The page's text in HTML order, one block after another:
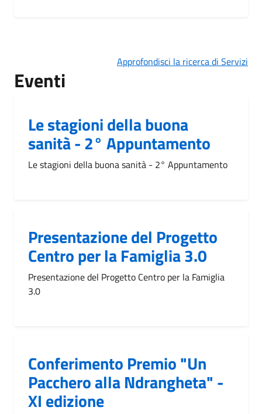
Approfondisci la ricerca di Servizi
Eventi
Le stagioni della buona
sanità - 2° Appuntamento
Le stagioni della buona sanità - 2° Appuntamento
Presentazione del Progetto
Centro per la Famiglia 3.0
Presentazione del Progetto Centro per la Famiglia
3.0
Conferimento Premio "Un
Pacchero alla Ndrangheta" -
XI edizione